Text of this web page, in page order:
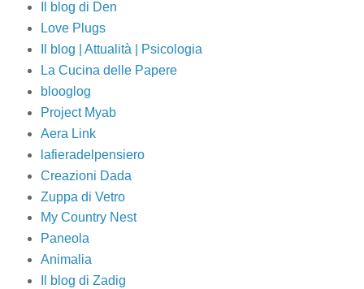
Il blog di Den
Love Plugs
Il blog | Attualità | Psicologia
La Cucina delle Papere
blooglog
Project Myab
Aera Link
lafieradelpensiero
Creazioni Dada
Zuppa di Vetro
My Country Nest
Paneola
Animalia
Il blog di Zadig